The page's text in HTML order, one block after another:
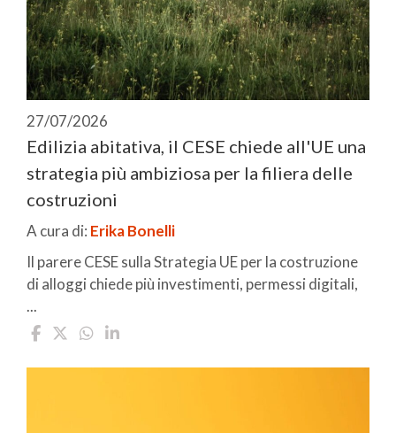
27/07/2026
Edilizia abitativa, il CESE chiede all'UE una
strategia più ambiziosa per la filiera delle
costruzioni
A cura di: Erika Bonelli
Il parere CESE sulla Strategia UE per la costruzione
di alloggi chiede più investimenti, permessi digitali,
...